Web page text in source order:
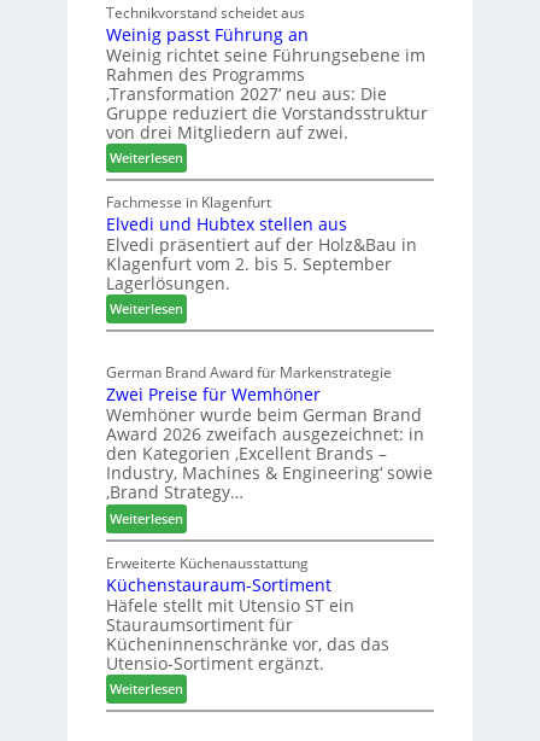
h
l
a
n
d
z
u
r
H
a
u
s
m
e
s
s
e
b
e
l
b
r
a
n
c
h
e
e
r
ö
r
t
e
t
Z
u
k
u
n
f
t
Technikvorstand scheidet aus
Weinig passt Führung an
Weinig richtet seine Führungsebene im
Rahmen des Programms
‚Transformation 2027‘ neu aus: Die
Gruppe reduziert die Vorstandsstruktur
von drei Mitgliedern auf zwei.
Weiterlesen:
W
e
i
n
i
g
p
a
s
t
F
ü
h
r
u
n
g
a
n
Fachmesse in Klagenfurt
Elvedi und Hubtex stellen aus
Elvedi präsentiert auf der Holz&Bau in
Klagenfurt vom 2. bis 5. September
Lagerlösungen.
Weiterlesen:
E
v
e
d
i
u
n
d
H
u
b
t
e
x
s
t
e
German Brand Award für Markenstrategie
Zwei Preise für Wemhöner
Wemhöner wurde beim German Brand
Award 2026 zweifach ausgezeichnet: in
den Kategorien ‚Excellent Brands –
Industry, Machines & Engineering‘ sowie
‚Brand Strategy…
Weiterlesen:
Z
w
e
i
P
r
e
i
s
Erweiterte Küchenausstattung
Küchenstauraum-Sortiment
Häfele stellt mit Utensio ST ein
Stauraumsortiment für
Kücheninnenschränke vor, das das
Utensio-Sortiment ergänzt.
Weiterlesen:
K